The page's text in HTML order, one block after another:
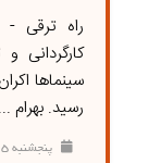
راه ترقی -
رسید. بهرام ...
پنجشنبه ۱۵ مرداد ۱۴۰۵